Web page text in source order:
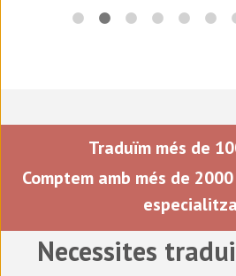
Traduïm més de
Comptem amb més de
Necessites